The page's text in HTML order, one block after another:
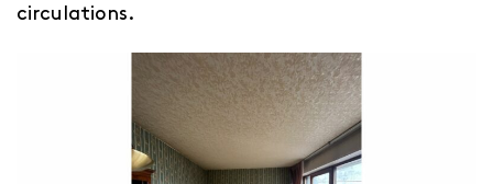
circulations.